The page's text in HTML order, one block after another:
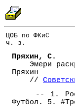
ЦОБ по ФКиС
ч. з.
Пряхин, С.
Эмери
Пряхин
//
-- 1.
Футбол. 5.